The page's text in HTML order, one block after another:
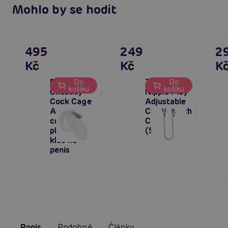
Mohlo by se hodit
Extreme
Chastity
Cock Cage
Acrylic (7
cm),
plastová
klec na
penis
495
Kč
Do
košíku
TABOOM
Nipple Play
Adjustable
Clamps with
Chain
(Silver)
249
Kč
Do
košíku